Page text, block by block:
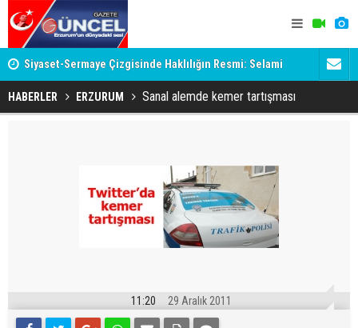
Siyaset-Sermaye Çizgisinde Haklılığın Resmi: Selami
Altınok ve Kirli İlişkiler Ağı
Taraftar
HABERLER ERZURUM Sanal alemde kemer tartışması
11:20 29 Aralık 2011